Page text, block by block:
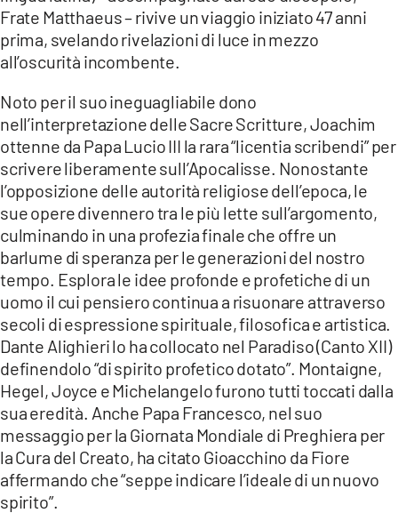
Frate Matthaeus – rivive un viaggio iniziato 47 anni
prima, svelando rivelazioni di luce in mezzo
all’oscurità incombente.
Noto per il suo ineguagliabile dono
nell’interpretazione delle Sacre Scritture, Joachim
ottenne da Papa Lucio III la rara “licentia scribendi” per
scrivere liberamente sull’Apocalisse. Nonostante
l’opposizione delle autorità religiose dell’epoca, le
sue opere divennero tra le più lette sull’argomento,
culminando in una profezia finale che offre un
barlume di speranza per le generazioni del nostro
tempo. Esplora le idee profonde e profetiche di un
uomo il cui pensiero continua a risuonare attraverso
secoli di espressione spirituale, filosofica e artistica.
Dante Alighieri lo ha collocato nel Paradiso (Canto XII)
definendolo “di spirito profetico dotato”. Montaigne,
Hegel, Joyce e Michelangelo furono tutti toccati dalla
sua eredità. Anche Papa Francesco, nel suo
messaggio per la Giornata Mondiale di Preghiera per
la Cura del Creato, ha citato Gioacchino da Fiore
affermando che “seppe indicare l’ideale di un nuovo
spirito”.